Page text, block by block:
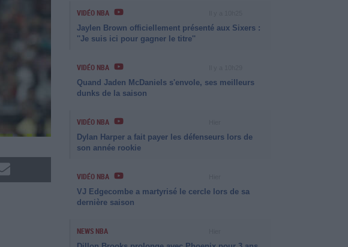
VIDÉO NBA
Jaylen Brown officiellement présenté aux Sixers :
''Je suis ici pour gagner le titre''
VIDÉO NBA
Quand Jaden McDaniels s'envole, ses meilleurs
dunks de la saison
VIDÉO NBA
Dylan Harper a fait payer les défenseurs lors de
son année rookie
VIDÉO NBA
VJ Edgecombe a martyrisé le cercle lors de sa
dernière saison
NEWS NBA